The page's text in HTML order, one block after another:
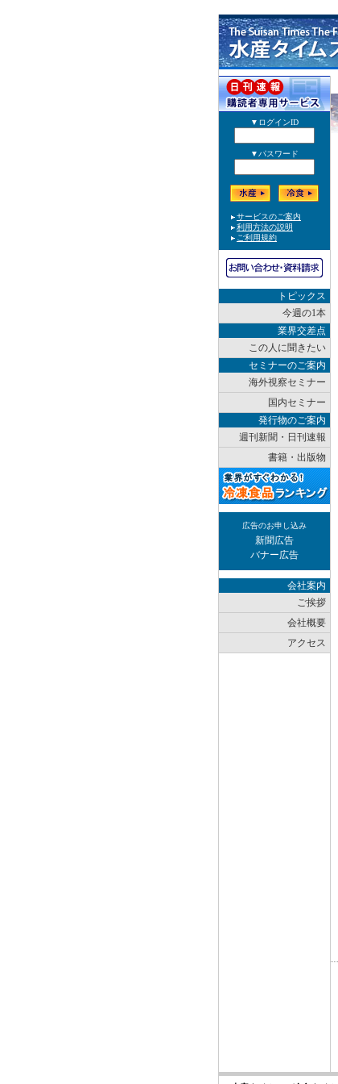
トピックス
今週の1本
業界交差点
この人に聞きたい
セミナーのご案内
海外視察セミナー
国内セミナー
発行物のご案内
週刊新聞・日刊速報
書籍・出版物
広告のお申し込み
新聞広告
バナー広告
会社案内
ご挨拶
会社概要
アクセス